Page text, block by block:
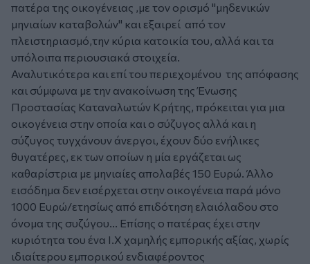
πατέρα της οικογένειας ,με τον ορισμό "μηδενικών
μηνιαίων καταβολών" και εξαιρεί από τον
πλειστηριασμό,την κύρια κατοικία του, αλλά και τα
υπόλοιπα περιουσιακά στοιχεία.
Αναλυτικότερα και επί του περιεχομένου της απόφασης
και σύμφωνα με την ανακοίνωση της Ένωσης
Προστασίας Καταναλωτών Κρήτης, πρόκειται για μια
οικογένεια στην οποία και ο σύζυγος αλλά και η
σύζυγος τυγχάνουν άνεργοι, έχουν δύο ενήλικες
θυγατέρες, εκ των οποίων η μία εργάζεται ως
καθαρίστρια με μηνιαίες απολαβές 150 Ευρώ. Άλλο
εισόδημα δεν εισέρχεται στην οικογένεια παρά μόνο
1000 Ευρώ/ετησίως από επιδότηση ελαιόλαδου στο
όνομα της συζύγου... Επίσης ο πατέρας έχει στην
κυριότητα του ένα Ι.Χ χαμηλής εμπορικής αξίας, χωρίς
ιδιαίτερου εμπορικού ενδιαφέροντος